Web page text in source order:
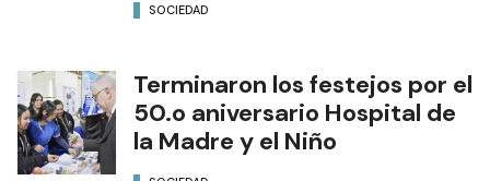
SOCIEDAD
Terminaron los festejos por el
50.o aniversario Hospital de
la Madre y el Niño